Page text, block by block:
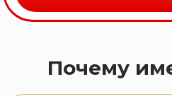
Сертифицированные
Сертифицированные и